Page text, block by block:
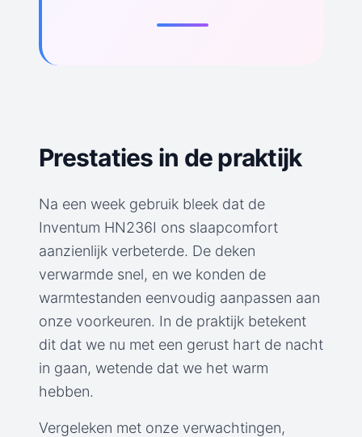
Prestaties in de praktijk
Na een week gebruik bleek dat de
Inventum HN236I ons slaapcomfort
aanzienlijk verbeterde. De deken
verwarmde snel, en we konden de
warmtestanden eenvoudig aanpassen aan
onze voorkeuren. In de praktijk betekent
dit dat we nu met een gerust hart de nacht
in gaan, wetende dat we het warm
hebben.
Vergeleken met onze verwachtingen,